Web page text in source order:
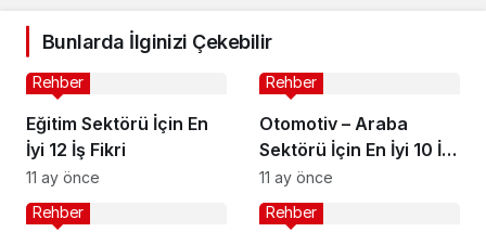
Bunlarda İlginizi Çekebilir
Eğitim Sektörü İçin En
İyi 12 İş Fikri
Rehber
11 ay önce
Otomotiv – Araba
Sektörü İçin En İyi 10 İş
Fikri
Rehber
11 ay önce
Rehber Rehber